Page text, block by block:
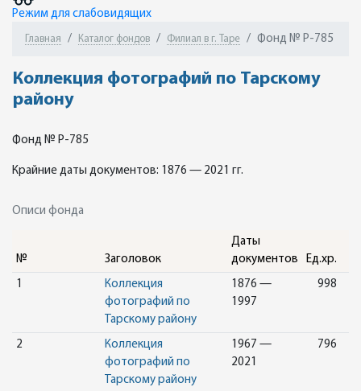
Режим для слабовидящих
Главная Каталог фондов Филиал в г. Таре Фонд № Р-785
Коллекция фотографий по Тарскому
району
Фонд № Р-785
Крайние даты документов: 1876 — 2021 гг.
Описи фонда
№ Заголовок
Даты
документов
Ед.хр.
1
Коллекция
фотографий по
Тарскому району
1876 —
1997
998
2
Коллекция
фотографий по
Тарскому району
1967 —
2021
796